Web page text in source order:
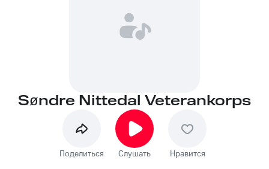
Søndre Nittedal Veterankorps
Поделиться Слушать Нравится